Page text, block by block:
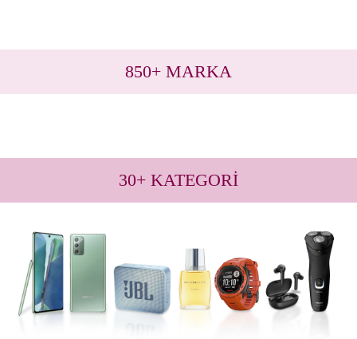
850+ MARKA
30+ KATEGORİ